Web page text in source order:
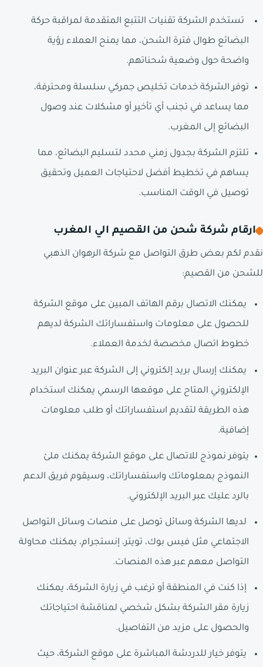
تستخدم الشركة تقنيات التتبع المتقدمة لمراقبة حركة
البضائع طوال فترة الشحن، مما يمنح العملاء رؤية
واضحة حول وضعية شحناتهم.
توفر الشركة خدمات تخليص جمركي سلسلة ومحترفة،
مما يساعد في تجنب أي تأخير أو مشكلات عند وصول
البضائع إلى المغرب.
تلتزم الشركة بجدول زمني محدد لتسليم البضائع، مما
يساهم في تخطيط أفضل لاحتياجات العميل وتحقيق
توصيل في الوقت المناسب.
ارقام شركة شحن من القصيم الي المغرب
نقدم لكم بعض طرق التواصل مع شركة الرهوان الذهبي
للشحن من القصيم:
يمكنك الاتصال برقم الهاتف المبين على موقع الشركة
للحصول على معلومات واستفساراتك الشركة لديهم
خطوط اتصال مخصصة لخدمة العملاء.
يمكنك إرسال بريد إلكتروني إلى الشركة عبر عنوان البريد
الإلكتروني المتاح على موقعها الرسمي يمكنك استخدام
هذه الطريقة لتقديم استفساراتك أو طلب معلومات
إضافية.
يتوفر نموذج للاتصال على موقع الشركة يمكنك ملئ
النموذج بمعلوماتك واستفساراتك، وسيقوم فريق الدعم
بالرد عليك عبر البريد الإلكتروني.
لديها الشركة وسائل توصل على منصات وسائل التواصل
الاجتماعي مثل فيس بوك، تويتر، إنستجرام، يمكنك محاولة
التواصل معهم عبر هذه المنصات.
إذا كنت في المنطقة أو ترغب في زيارة الشركة، يمكنك
زيارة مقر الشركة بشكل شخصي لمناقشة احتياجاتك
والحصول على مزيد من التفاصيل.
يتوفر خيار للدردشة المباشرة على موقع الشركة، حيث